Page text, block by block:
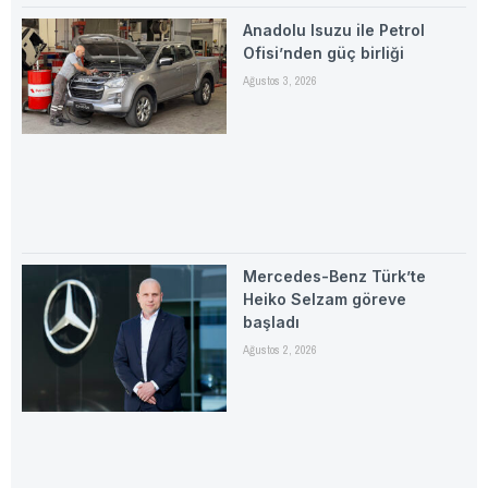
Anadolu Isuzu ile Petrol
Ofisi’nden güç birliği
Ağustos 3, 2026
Mercedes-Benz Türk’te
Heiko Selzam göreve
başladı
Ağustos 2, 2026